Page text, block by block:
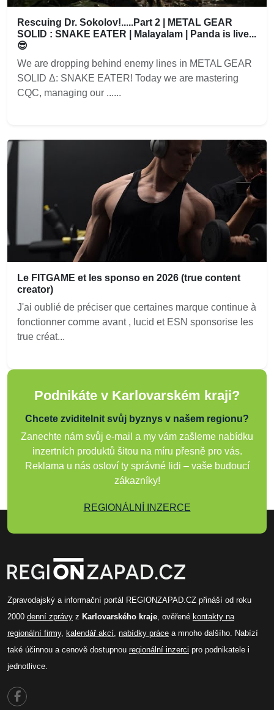
Rescuing Dr. Sokolov!.....Part 2 | METAL GEAR
SOLID : SNAKE EATER | Malayalam | Panda is live...
😎
We are dropping behind enemy lines in METAL GEAR
SOLID Δ: SNAKE EATER! Today we are mastering
CQC, managing our ......
Le FITGAME et les sponso en 2026 (true content
creator)
J'ai oublié de préciser que certaines marque continue à
fonctionner comme avant , lucid et ESN sponsorise les
true créat...
Podnikáte v Karlovarském kraji?
Chcete zviditelnit svůj byznys v našem regionu?
Zanechte nám svůj e-mail a my vám zašleme nabídku
inzertních produktů šitou na míru přesně pro vás.
Reklama u nás osloví ty správné lidi – vaše budoucí
zákazníky!
REGIONÁLNÍ INZERCE
Zpravodajský a informační portál REGIONZAPAD.CZ přináší od roku
2000 denní zprávy z Karlovarského kraje , ověřené kontakty na
regionální firmy, kalendář akcí nabídky práce a mnoho dalšího. Nabízí
také účinnou a cenově dostupnou regionální inzerci pro podnikatele i
jednotlivce.